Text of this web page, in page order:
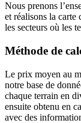
Nous prenons
et réalisons la carte
les secteurs où les
Méthode de
Le prix moyen au
notre base de
chaque terrain en
ensuite obtenu en
avec des